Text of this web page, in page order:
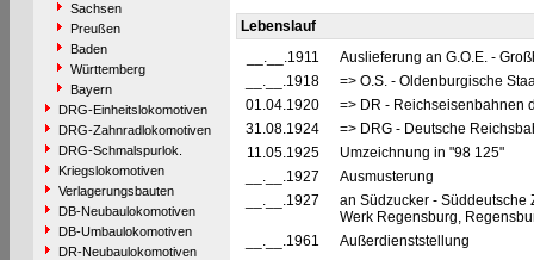
Sachsen
Preußen
Baden
Württemberg
Bayern
DRG-Einheitslokomotiven
DRG-Zahnradlokomotiven
DRG-Schmalspurlok.
Kriegslokomotiven
Verlagerungsbauten
DB-Neubaulokomotiven
DB-Umbaulokomotiven
DR-Neubaulokomotiven
Lebenslauf
__.__.1911
Auslieferung an G.O.E. -
__.__.1918
=> O.S. - Oldenburgische
01.04.1920
=> DR - Reichseisenbahnen
31.08.1924
=> DRG - Deutsche
11.05.1925
Umzeichnung in "98 125"
__.__.1927
Ausmusterung
__.__.1927
an Südzucker - Süddeutsche
Werk Regensburg,
__.__.1961
Außerdienststellung